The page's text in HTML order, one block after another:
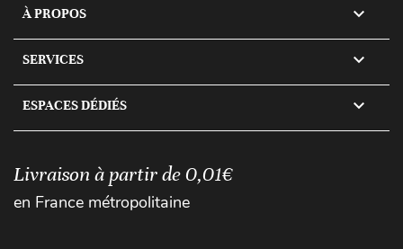
À PROPOS 
SERVICES 
ESPACES DÉDIÉS 
Livraison à partir de 0,01€
en France métropolitaine